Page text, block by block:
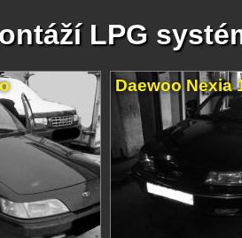
LPG
Daewoo Nexia